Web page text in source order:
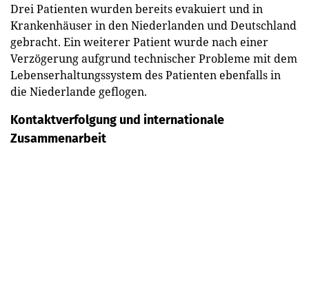
Drei Patienten wurden bereits evakuiert und in
Krankenhäuser in den Niederlanden und Deutschland
gebracht. Ein weiterer Patient wurde nach einer
Verzögerung aufgrund technischer Probleme mit dem
Lebenserhaltungssystem des Patienten ebenfalls in
die Niederlande geflogen.
Kontaktverfolgung und internationale
Zusammenarbeit